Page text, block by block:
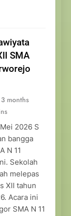
SMA
3 months
2026 S
bangga
N 11
Sekolah
melepas
XII tahun
Acara ini
SMA N 11